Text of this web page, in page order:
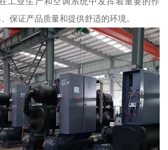
保证产品质量和提供舒适的环境。